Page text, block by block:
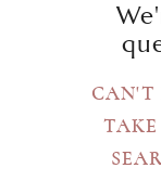
CAN'T